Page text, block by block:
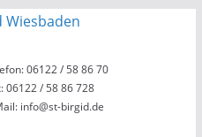
06122 / 58 86 70
06122 / 58 86 728
info@st-birgid.de